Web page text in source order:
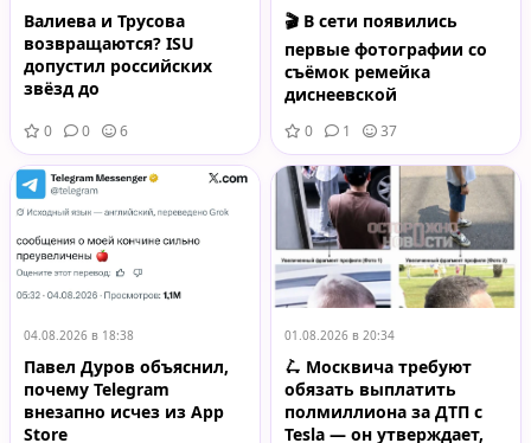
Валиева и Трусова
возвращаются? ISU
допустил российских
звёзд до
турниров
0 0 6
🎬 В сети появились
первые фотографии со
съёмок ремейка
диснеевской
0 1 37
04.08.2026 в 18:38
Павел Дуров объяснил,
почему Telegram
внезапно исчез из App
Store
01.08.2026 в 20:34
🛴 Москвича требуют
обязать выплатить
полмиллиона за ДТП с
Tesla — он утверждает,